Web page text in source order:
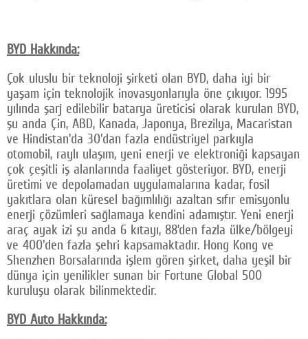
BYD Hakkında:
Çok uluslu bir teknoloji şirketi olan BYD, daha iyi bir
yaşam için teknolojik inovasyonlarıyla öne çıkıyor. 1995
yılında şarj edilebilir batarya üreticisi olarak kurulan BYD,
şu anda Çin, ABD, Kanada, Japonya, Brezilya, Macaristan
ve Hindistan'da 30'dan fazla endüstriyel parkıyla
otomobil, raylı ulaşım, yeni enerji ve elektroniği kapsayan
çok çeşitli iş alanlarında faaliyet gösteriyor. BYD, enerji
üretimi ve depolamadan uygulamalarına kadar, fosil
yakıtlara olan küresel bağımlılığı azaltan sıfır emisyonlu
enerji çözümleri sağlamaya kendini adamıştır. Yeni enerji
araç ayak izi şu anda 6 kıtayı, 88’den fazla ülke/bölgeyi
ve 400'den fazla şehri kapsamaktadır. Hong Kong ve
Shenzhen Borsalarında işlem gören şirket, daha yeşil bir
dünya için yenilikler sunan bir Fortune Global 500
kuruluşu olarak bilinmektedir.
BYD Auto Hakkında: